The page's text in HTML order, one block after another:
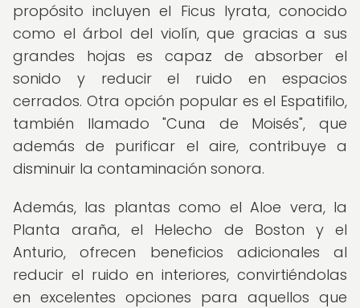
propósito incluyen el Ficus lyrata, conocido
como el árbol del violín, que gracias a sus
grandes hojas es capaz de absorber el
sonido y reducir el ruido en espacios
cerrados. Otra opción popular es el Espatifilo,
también llamado "Cuna de Moisés", que
además de purificar el aire, contribuye a
disminuir la contaminación sonora.
Además, las plantas como el Aloe vera, la
Planta araña, el Helecho de Boston y el
Anturio, ofrecen beneficios adicionales al
reducir el ruido en interiores, convirtiéndolas
en excelentes opciones para aquellos que